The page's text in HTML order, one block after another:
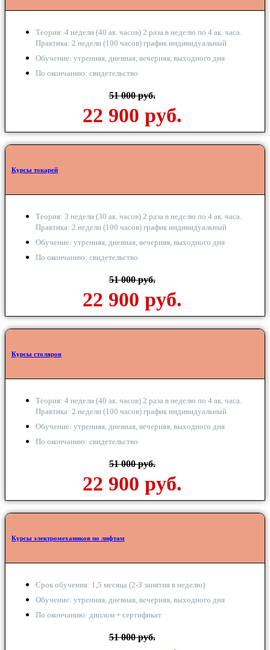
Теория: 4 недели (40 ак. часов) 2 раза в неделю по 4 ак. часа.
Практика: 2 недели (100 часов) график индивидуальный
Обучение: утренняя, дневная, вечерняя, выходного дня
По окончанию: свидетельство
51 000 руб.
22 900 руб.
Курсы токарей
Теория: 3 недели (30 ак. часов) 2 раза в неделю по 4 ак. часа.
Практика: 2 недели (100 часов) график индивидуальный
Обучение: утренняя, дневная, вечерняя, выходного дня
По окончанию: свидетельство
51 000 руб.
22 900 руб.
Курсы столяров
Теория: 4 недели (40 ак. часов) 2 раза в неделю по 4 ак. часа.
Практика: 2 недели (100 часов) график индивидуальный
Обучение: утренняя, дневная, вечерняя, выходного дня
По окончанию: свидетельство
51 000 руб.
22 900 руб.
Курсы электромехаников по лифтам
Срок обучения: 1,5 месяца (2-3 занятия в неделю)
Обучение: утренняя, дневная, вечерняя, выходного дня
По окончанию: диплом + сертификат
51 000 руб.